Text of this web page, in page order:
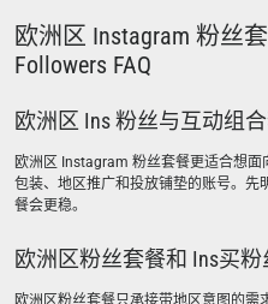
欧洲区 Instagram 粉丝
Followers FAQ
欧洲区 Ins 粉丝与互动组
欧洲区 Instagram 粉丝套餐更适合想
包装、地区推广和投放铺垫的账号。先
餐会更稳。
欧洲区粉丝套餐和 Ins买粉
欧洲区粉丝套餐只承接带地区意图的